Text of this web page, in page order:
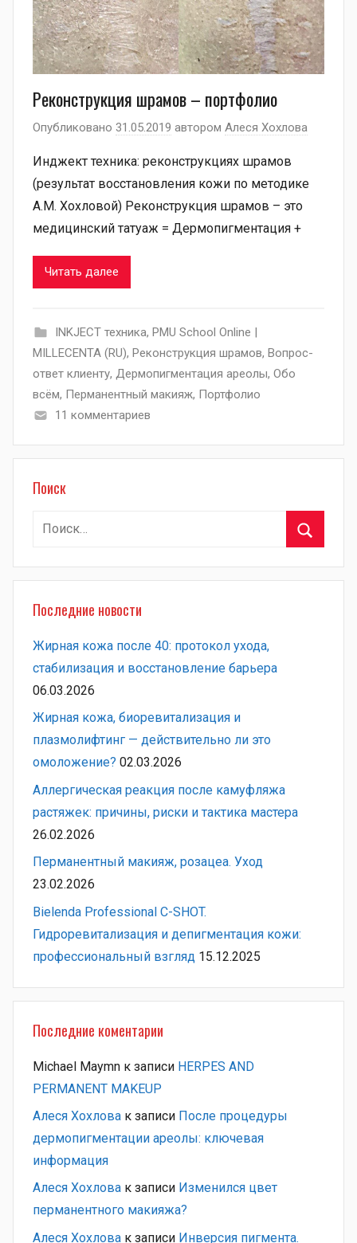
Реконструкция шрамов – портфолио
Опубликовано 31.05.2019 автором Алеся Хохлова
Инджект техника: реконструкциях шрамов
(результат восстановления кожи по методике
А.М. Хохловой) Реконструкция шрамов – это
медицинский татуаж = Дермопигментация +
Читать далее
INKJECT техника, PMU School Online |
MILLECENTA (RU), Pеконструкция шрамов, Вопрос-
ответ клиенту, Дермопигментация ареолы, Обо
всём, Перманентный макияж, Портфолио
11 комментариев
Поиск
Найти:
Последние новости
Жирная кожа после 40: протокол ухода,
стабилизация и восстановление барьера
06.03.2026
Жирная кожа, биоревитализация и
плазмолифтинг — действительно ли это
омоложение? 02.03.2026
Аллергическая реакция после камуфляжа
растяжек: причины, риски и тактика мастера
26.02.2026
Перманентный макияж, розацеа. Уход
23.02.2026
Bielenda Professional C-SHOT.
Гидроревитализация и депигментация кожи:
профессиональный взгляд 15.12.2025
Последние коментарии
Michael Maymn к записи HERPES AND
PERMANENT MAKEUP
Алеся Хохлова к записи После процедуры
дермопигментации ареолы: ключевая
информация
Алеся Хохлова к записи Изменился цвет
перманентного макияжа?
Алеся Хохлова к записи Инверсия пигмента.